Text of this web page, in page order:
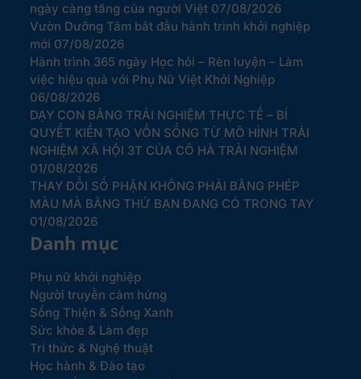
ngày càng tăng của người Việt 07/08/2026
Vườn Dưỡng Tâm bắt đầu hành trình khởi nghiệp
mới 07/08/2026
Hành trình 365 ngày Học hỏi – Rèn luyện – Làm
việc hiệu quả với Phụ Nữ Việt Khởi Nghiệp
06/08/2026
DẠY CON BẰNG TRẢI NGHIỆM THỰC TẾ – BÍ
QUYẾT KIẾN TẠO VỐN SỐNG TỪ MÔ HÌNH TRẢI
NGHIỆM XÃ HỘI 3T CỦA CÔ HÀ TRẢI NGHIỆM
01/08/2026
THAY ĐỔI SỐ PHẬN KHÔNG PHẢI BẰNG PHÉP
MÀU MÀ BẰNG THỨ BẠN ĐANG CÓ TRONG TAY
01/08/2026
Danh mục
Phụ nữ khởi nghiệp
Người truyền cảm hứng
Sống Thiện & Sống Xanh
Sức khỏe & Làm đẹp
Tri thức & Nghệ thuật
Học hành & Đào tạo